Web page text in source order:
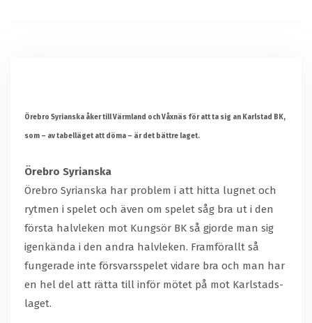
Örebro Syrianska åker till Värmland och Våxnäs för att ta sig an Karlstad BK,
som – av tabelläget att döma – är det bättre laget.
Örebro Syrianska
Örebro Syrianska har problem i att hitta lugnet och
rytmen i spelet och även om spelet såg bra ut i den
första halvleken mot Kungsör BK så gjorde man sig
igenkända i den andra halvleken. Framförallt så
fungerade inte försvarsspelet vidare bra och man har
en hel del att rätta till inför mötet på mot Karlstads-
laget.